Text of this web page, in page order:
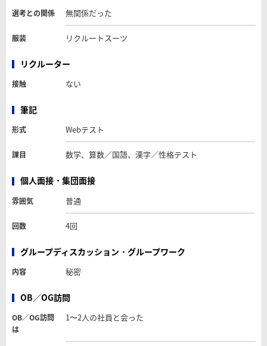
選考との関係 無関係だった
服装 リクルートスーツ
リクルーター
接触 ない
筆記
形式 Webテスト
課目 数学、算数／国語、漢字／性格テスト
個人面接・集団面接
雰囲気 普通
回数 4回
グループディスカッション・グループワーク
内容 秘密
OB／OG訪問
OB／OG訪問
は
1〜2人の社員と会った